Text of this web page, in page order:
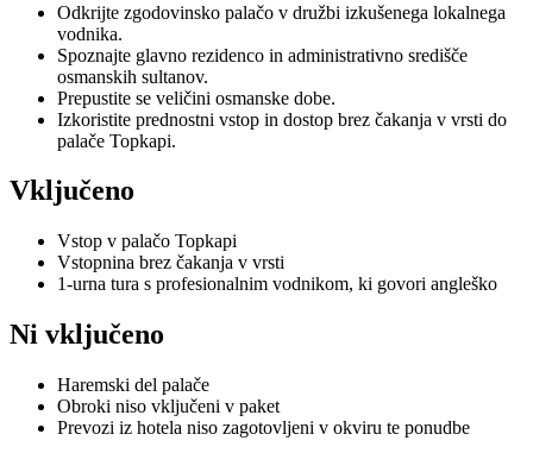
Odkrijte zgodovinsko palačo v družbi izkušenega lokalnega
vodnika.
Spoznajte glavno rezidenco in administrativno središče
osmanskih sultanov.
Prepustite se veličini osmanske dobe.
Izkoristite prednostni vstop in dostop brez čakanja v vrsti do
palače Topkapi.
Vključeno
Vstop v palačo Topkapi
Vstopnina brez čakanja v vrsti
1-urna tura s profesionalnim vodnikom, ki govori angleško
Ni vključeno
Haremski del palače
Obroki niso vključeni v paket
Prevozi iz hotela niso zagotovljeni v okviru te ponudbe